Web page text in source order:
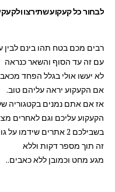
לבחור כל קעקוע שתירצו
רבים מכם בטח תהו בינם
עם זה עד הסוף והשאר כנראה
לא יעשו אולי בגלל הפחד
אם הקעקוע יראה עליהם טוב.
אז אם אתם נמנים בקטגוריה
הקעקוע עליכם וגם לאחרים
בשבילכם 2 אתרים
זה תוך מספר דקות וללא
מגע מחט וכמובן ללא כאבים..